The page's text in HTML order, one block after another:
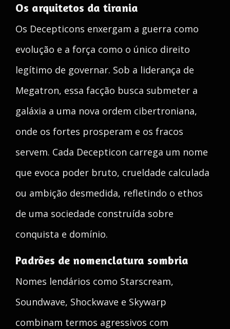
Os arquitetos da tirania
Os Decepticons enxergam a guerra como
evolução e a força como o único direito
legítimo de governar. Sob a liderança de
Megatron, essa facção busca submeter a
galáxia a uma nova ordem cibertroniana,
onde os fortes prosperam e os fracos
servem. Cada Decepticon carrega um nome
que evoca poder bruto, crueldade calculada
ou ambição desmedida, refletindo o ethos
de uma sociedade construída sobre
conquista e domínio.
Padrões de nomenclatura sombria
Nomes lendários como Starscream,
Soundwave, Shockwave e Skywarp
combinam termos agressivos com